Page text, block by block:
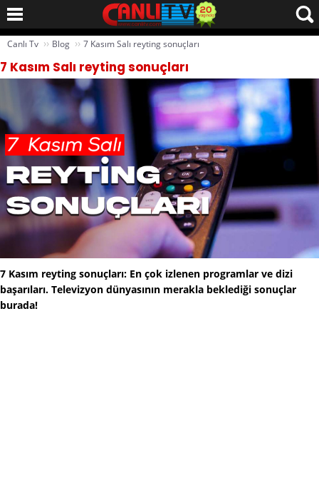
Canlı Tv ›› Blog ›› 7 Kasım Salı reyting sonuçları
7 Kasım Salı reyting sonuçları
7 Kasım reyting sonuçları: En çok izlenen programlar ve dizi
başarıları. Televizyon dünyasının merakla beklediği sonuçlar
burada!